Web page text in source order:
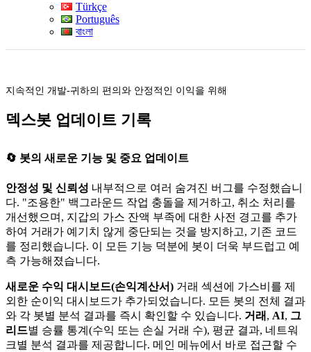
Türkçe
Português
বাংলা
지속적인 개발-귀하의 편의와 안정적인 이익을 위해
덱스봇 업데이트 기록
🔄 봇의 새로운 기능 및 중요 업데이트
안정성 및 신뢰성 내부적으로 여러 숨겨진 버그를 수정했습니
다. "조용한" 백그라운드 작업 충돌을 제거하고, 취소 처리를
개선했으며, 지갑의 가스 잔액 부족에 대한 사전 경고를 추가
하여 거래가 예기치 않게 중단되는 것을 방지하고, 기존 코드
를 정리했습니다. 이 모든 기능 덕분에 봇이 더욱 부드럽고 예
측 가능해졌습니다.
새로운 수익 대시보드(손익계산서) 거래 섹션에 가스비를 제
외한 순이익 대시보드가 ​​추가되었습니다. 모든 봇의 전체 결과
와 각 봇별 분석 결과를 즉시 확인할 수 있습니다. 거래 , AI, 그
리드별 승률 통계(수익 또는 손실 거래 수), 평균 결과, 네트워
크별 분석 결과를 제공합니다. 메인 메뉴에서 바로 접근할 수